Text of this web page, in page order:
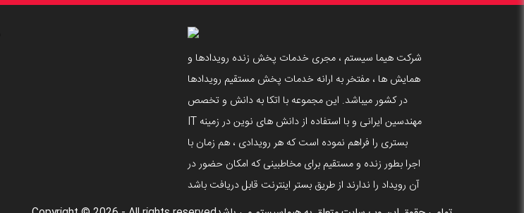
شرکت هیما سیستم ، مجری خدمات پخش زنده رویدادها و
همایش ها ، مفتخر به ارانه خدمات پخش مستقیم رویدادها
در کشور میباشد. این مجموعه با اتکا به دانش و تخصص
مهندسین ایرانی و با استفاده از دانش های نوین در زمینه IT
بستری را فراهم نموده است که هر رویدادی ، هم زمان با
اجرا بطور زنده و مستقیم برای مخاطبینی که امکان حضور در
آن رویداد را ندارند از طریق بستر اینترنت قابل دریافت باشد